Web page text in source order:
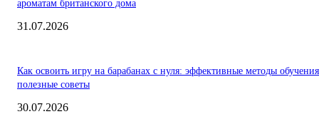
ароматам британского дома
31.07.2026
Как освоить игру на барабанах с нуля: эффективные методы
полезные советы
30.07.2026